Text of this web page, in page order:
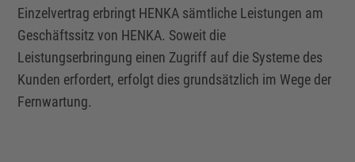
Einzelvertrag erbringt HENKA sämtliche Leistungen am
Geschäftssitz von HENKA. Soweit die
Leistungserbringung einen Zugriff auf die Systeme des
Kunden erfordert, erfolgt dies grundsätzlich im Wege der
Fernwartung.